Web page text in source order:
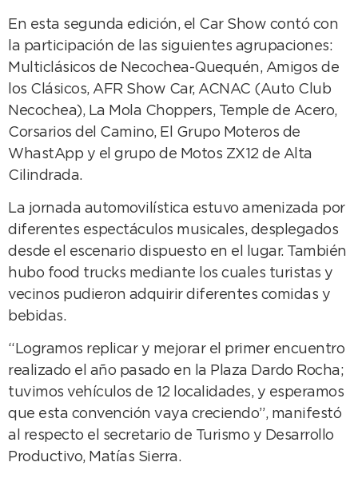
En esta segunda edición, el Car Show contó con
la participación de las siguientes agrupaciones:
Multiclásicos de Necochea-Quequén, Amigos de
los Clásicos, AFR Show Car, ACNAC (Auto Club
Necochea), La Mola Choppers, Temple de Acero,
Corsarios del Camino, El Grupo Moteros de
WhastApp y el grupo de Motos ZX12 de Alta
Cilindrada.
La jornada automovilística estuvo amenizada por
diferentes espectáculos musicales, desplegados
desde el escenario dispuesto en el lugar. También
hubo food trucks mediante los cuales turistas y
vecinos pudieron adquirir diferentes comidas y
bebidas.
“Logramos replicar y mejorar el primer encuentro
realizado el año pasado en la Plaza Dardo Rocha;
tuvimos vehículos de 12 localidades, y esperamos
que esta convención vaya creciendo”, manifestó
al respecto el secretario de Turismo y Desarrollo
Productivo, Matías Sierra.